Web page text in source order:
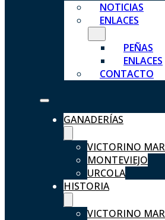
NOTICIAS
ENLACES
PEÑAS
ENLACES
CONTACTO
GANADERÍAS
VICTORINO
MONTEVIEJO
URCOLA
HISTORIA
VICTORINO